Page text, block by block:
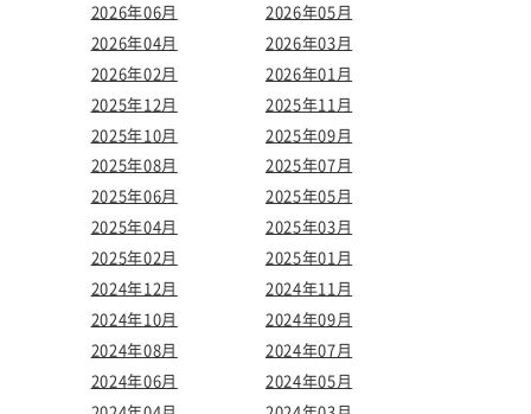
2026年06月
2026年05月
2026年04月
2026年03月
2026年02月
2026年01月
2025年12月
2025年11月
2025年10月
2025年09月
2025年08月
2025年07月
2025年06月
2025年05月
2025年04月
2025年03月
2025年02月
2025年01月
2024年12月
2024年11月
2024年10月
2024年09月
2024年08月
2024年07月
2024年06月
2024年05月